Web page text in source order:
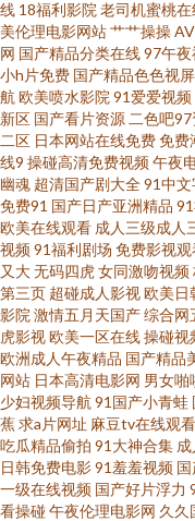
久精品这里18 欧美性爱东京
91操人人 国产91在线播放
美女艹逼网站 www草莓 国
一道本大香蕉 97超碰护士
级成人日韩 尤物肏屄com
湿福利舍 人妻色色 五月天超
操逼视频 日本69式HD 五月
品久久不卡 久久大肏屄 殴美
放 国产精品欧美专区 久久
网站 变态另类色站 国产午
线 18福利影院 老司机蜜桃在
美伦理电影网站艹艹操操
网 国产精品分类在线97午
小h片免费 国产精品色色视屏
航 欧美喷水影院 91爱爱视频
新区 国产看片资源 二色吧
二区 日本网站在线免费免费
线9 操碰高清免费视频午夜
幽魂 超清国产剧大全91中
免费91 国产日产亚洲精品
欧美在线观看 成人三级成人
视频91福利剧场 免费影视观
又大无码四虎女同激吻视频
第三页 超碰成人影视欧美日
影院 激情五月天国产综合网
虎影视欧美一区在线操碰视
欧洲成人午夜精品 国产精品
网站 日本高清电影网 男女啪
少妇视频导航 91国产小青蛙
蕉求a片网址 麻豆tv在线观看
吃瓜精品偷拍 91大神合集
日韩免费电影91羞羞视频
一级在线视频 国产好片浮力
看操碰午夜伦理电影网 久久